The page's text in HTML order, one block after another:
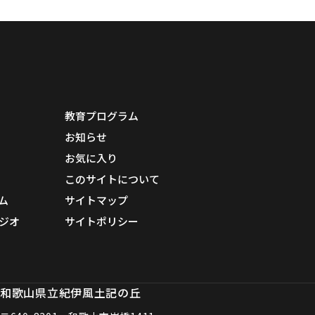
オ
教育プログラム
お知らせ
お気に入り
このサイトについて
サイトマップ
サイトポリシー
和歌山県立紀伊風土記の丘